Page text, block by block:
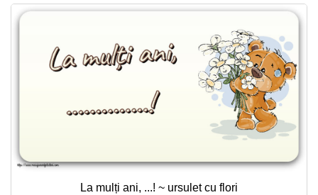
La mulți ani, ...! ~ ursulet cu flori